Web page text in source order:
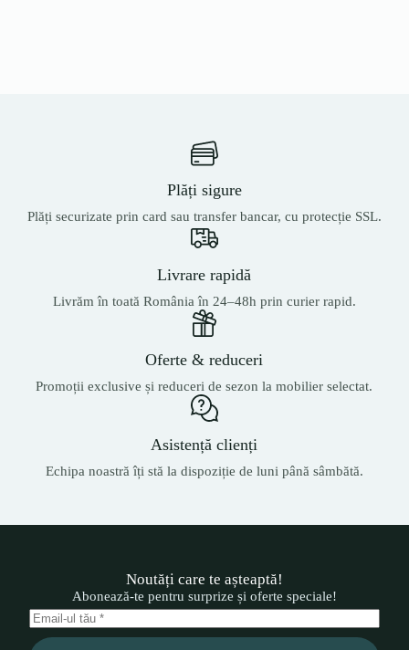
Plăți sigure
Plăți securizate prin card sau transfer bancar, cu protecție SSL.
Livrare rapidă
Livrăm în toată România în 24–48h prin curier rapid.
Oferte & reduceri
Promoții exclusive și reduceri de sezon la mobilier selectat.
Asistență clienți
Echipa noastră îți stă la dispoziție de luni până sâmbătă.
Noutăți care te așteaptă!
Abonează-te pentru surprize și oferte speciale!